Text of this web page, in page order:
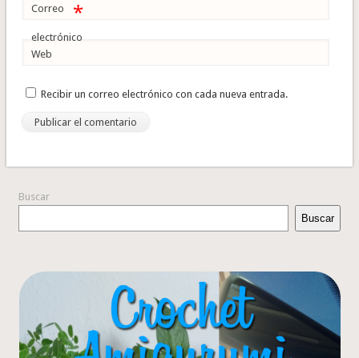
Correo
electrónico
*
Web
Recibir un correo electrónico con cada nueva entrada.
Buscar
Buscar